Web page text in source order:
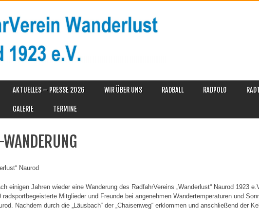
AKTUELLES – PRESSE 2026 WIR ÜBER UNS RADBALL RADPOLO
GALERIE TERMINE
Naurod
einigen Jahren wieder eine Wanderung des RadfahrVereins „Wanderlust“ Naurod 1923
Mitglieder und Freunde bei angenehmen Wandertemperaturen und
Nachdem durch die „Läusbach“ der „Chaisenweg“ erklommen und anschließend der